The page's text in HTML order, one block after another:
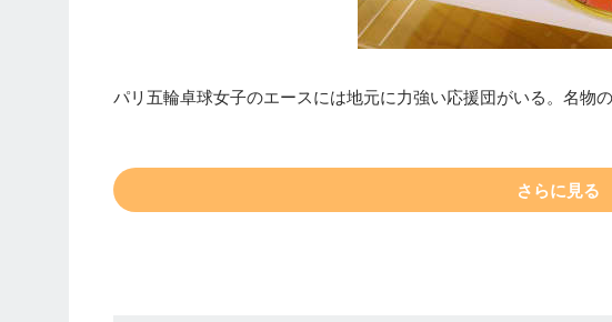
パリ五輪卓球女子のエースには地元に力強い応援団がいる。名物
さらに見る